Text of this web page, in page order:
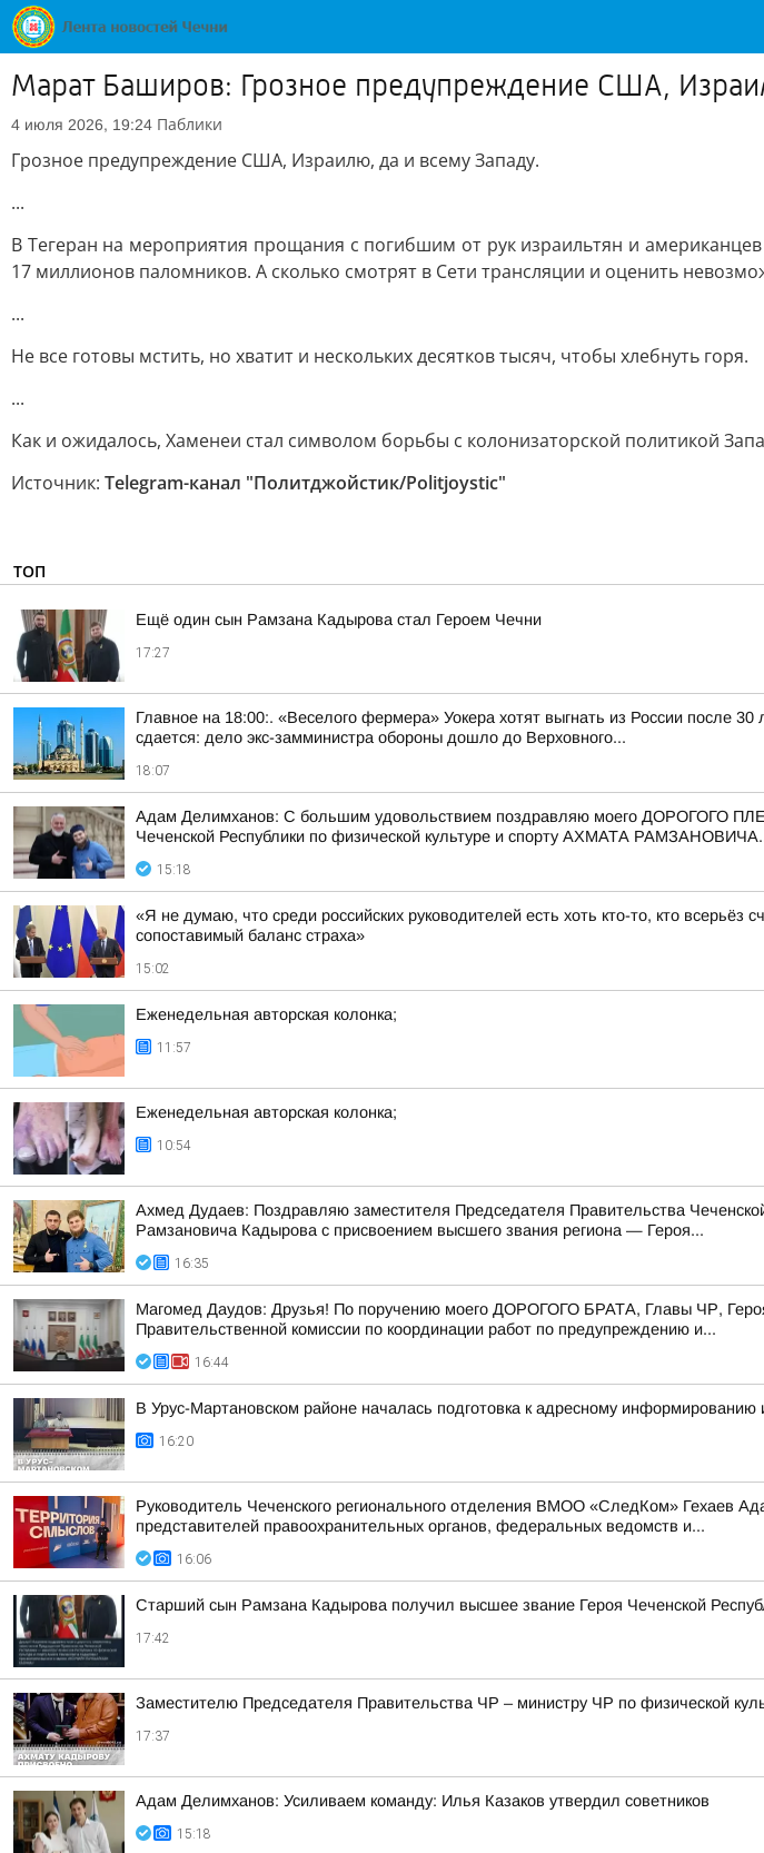
Марат Баширов: Грозное предупреждение США,
4 июля 2026, 19:24 Паблики
Грозное предупреждение США, Израилю, да и всему Западу.
...
В Тегеран на мероприятия прощания с погибшим от рук израильтян и
17 миллионов паломников. А сколько смотрят в Сети трансляции и оценить
...
Не все готовы мстить, но хватит и нескольких десятков тысяч, чтобы хлебнуть горя.
...
Как и ожидалось, Хаменеи стал символом борьбы с колонизаторской политикой
Источник: Telegram-канал "Политджойстик/Politjoystic"
ТОП
Ещё один сын Рамзана Кадырова стал Героем Чечни
17:27
Главное на 18:00:. «Веселого фермера» Уокера хотят выгнать из России после
сдается: дело экс-замминистра обороны дошло до Верховного...
18:07
Адам Делимханов: С большим удовольствием поздравляю моего ДОРОГОГО
Чеченской Республики по физической культуре и спорту АХМАТА
15:18
«Я не думаю, что среди российских руководителей есть хоть кто-то, кто
сопоставимый баланс страха»
15:02
Еженедельная авторская колонка;
11:57
Еженедельная авторская колонка;
10:54
Ахмед Дудаев: Поздравляю заместителя Председателя Правительства
Рамзановича Кадырова с присвоением высшего звания региона — Героя...
16:35
Магомед Даудов: Друзья! По поручению моего ДОРОГОГО БРАТА, Главы ЧР,
Правительственной комиссии по координации работ по предупреждению и...
16:44
В Урус-Мартановском районе началась подготовка к адресному
16:20
Руководитель Чеченского регионального отделения ВМОО «СледКом» Гехаев
представителей правоохранительных органов, федеральных ведомств и...
16:06
Старший сын Рамзана Кадырова получил высшее звание Героя Чеченской
17:42
Заместителю Председателя Правительства ЧР – министру ЧР по физической
17:37
Адам Делимханов: Усиливаем команду: Илья Казаков утвердил советников
15:18